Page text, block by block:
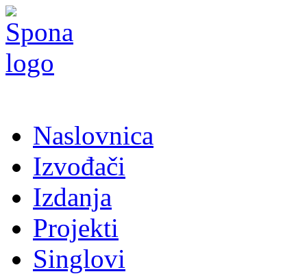
Naslovnica
Izvođači
Izdanja
Projekti
Singlovi